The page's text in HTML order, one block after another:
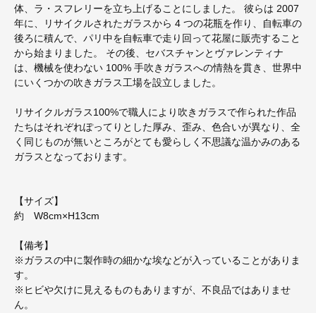
体、ラ・スフレリーを立ち上げることにしました。 彼らは 2007
年に、リサイクルされたガラスから 4 つの花瓶を作り、自転車の
後ろに積んで、パリ中を自転車で走り回って花屋に販売すること
から始まりました。 その後、セバスチャンとヴァレンティナ
は、機械を使わない 100% 手吹きガラスへの情熱を貫き、世界中
にいくつかの吹きガラス工場を設立しました。
リサイクルガラス100%で職人により吹きガラスで作られた作品
たちはそれぞれぽってりとした厚み、歪み、色合いが異なり、全
く同じものが無いところがとても愛らしく不思議な温かみのある
ガラスとなっております。
【サイズ】
約 W8cm×H13cm
【備考】
※ガラスの中に製作時の細かな埃などが入っていることがありま
す。
※ヒビや欠けに見えるものもありますが、不良品ではありませ
ん。